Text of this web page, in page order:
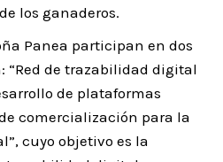
los ganaderos.
Panea participan en dos
“Red de trazabilidad digital
de plataformas
comercialización para la
cuyo objetivo es la